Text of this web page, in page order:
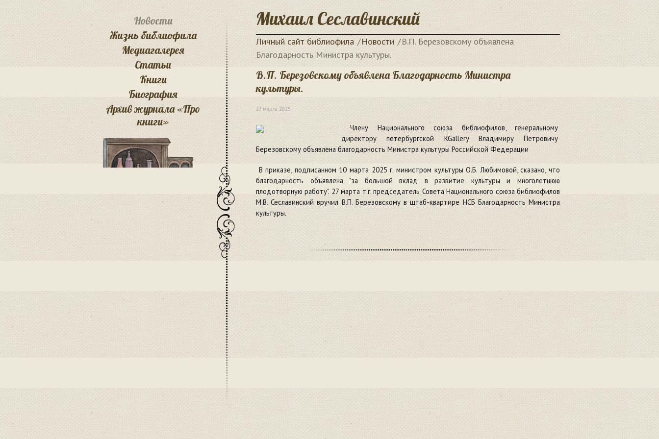
Михаил Сеславинский
Личный сайт библиофила Новости
В.П. Березовскому объявлена
Благодарность Министра культуры.
В.П. Березовскому объявлена Благодарность Министра
культуры.
27 марта 2025
Члену Национального союза библиофилов, генеральному
директору петербургской KGallery Владимиру Петровичу
Березовскому объявлена благодарность Министра культуры Российской Федерации
В приказе, подписанном 10 марта 2025 г. министром культуры О.Б. Любимовой, сказано, что
благодарность объявлена "за большой вклад в развитие культуры и многолетнюю
плодотворную работу". 27 марта т.г. председатель Совета Национального союза библиофилов
М.В. Сеславинский вручил В.П. Березовскому в штаб-квартире НСБ Благодарность Министра
культуры.
Новости
Жизнь библиофила
Медиагалерея
Статьи
Книги
Биография
Архив журнала «Про
книги»